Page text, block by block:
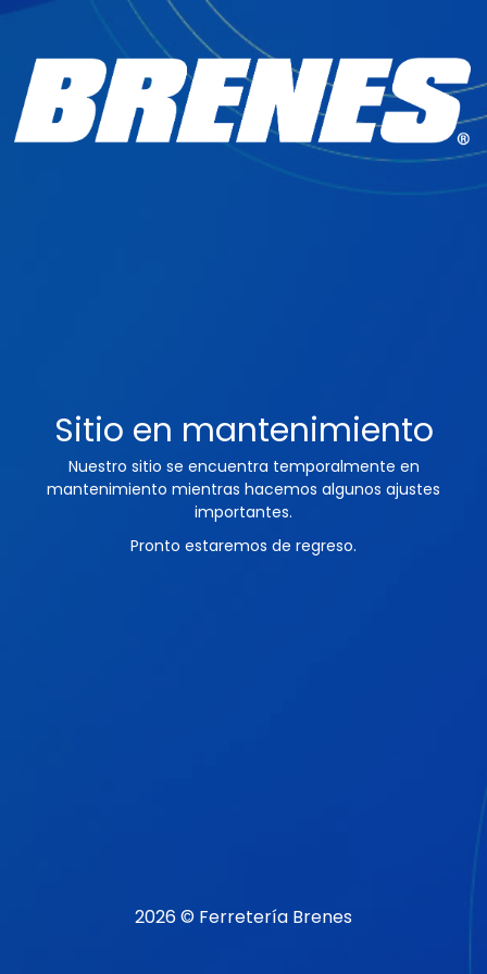
Sitio en mantenimiento
Nuestro sitio se encuentra temporalmente en
mantenimiento mientras hacemos algunos ajustes
importantes.
Pronto estaremos de regreso.
2026 © Ferretería Brenes